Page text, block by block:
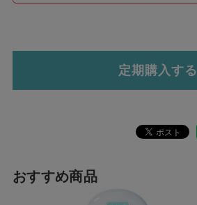
定期購入する
おすすめ商品